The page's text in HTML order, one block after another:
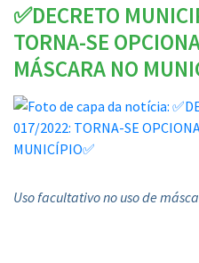
✅DECRETO
TORNA-SE
MÁSCARA NO
Uso facultativo no uso de